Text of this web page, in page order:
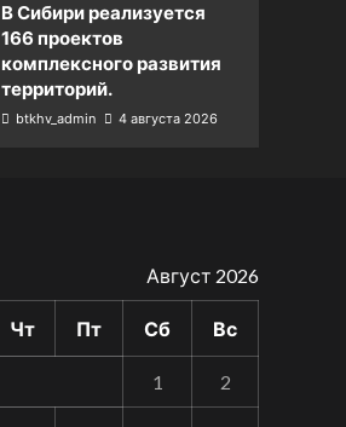
В Сибири реализуется
166 проектов
комплексного развития
территорий.
btkhv_admin 4 августа 2026
Август 2026
Чт Пт Сб Вс
1 2